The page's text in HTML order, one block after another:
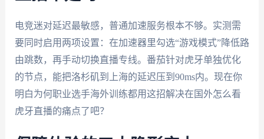
电竞迷对延迟最敏感，普通加速服务根本不够。实测需
要同时启用两项设置：在加速器里勾选“游戏模式”降低路
由跳数，再手动切换直播专线。番茄针对虎牙单独优化
的节点，能把洛杉矶到上海的延迟压到90ms内。现在你
明白为何职业选手海外训练都用这招解决在国外怎么看
虎牙直播的痛点了吧？